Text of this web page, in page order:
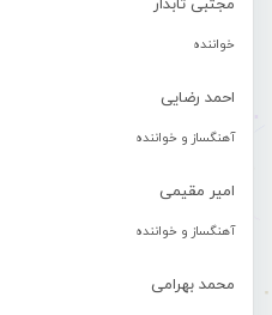
مجتبی تابدار
خواننده
احمد رضایی
آهنگساز و خواننده
امیر مقیمی
آهنگساز و خواننده
محمد بهرامی